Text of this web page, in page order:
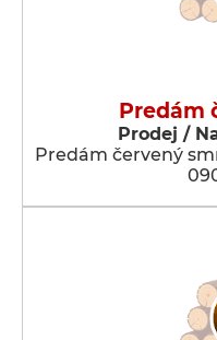
Predám
Prodej /
Predám červený